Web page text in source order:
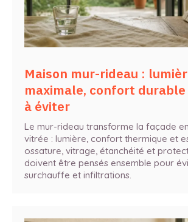
Maison mur-rideau :
maximale, confort
à éviter
Le mur-rideau transforme la façade
vitrée : lumière, confort thermique et
ossature, vitrage, étanchéité et
doivent être pensés ensemble pour
surchauffe et infiltrations.